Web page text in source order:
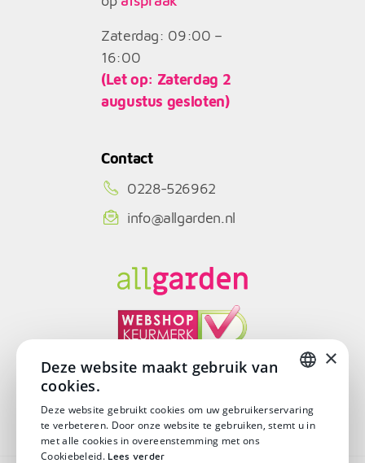
Zaterdag: 09:00 –
16:00
(Let op: Zaterdag 2
augustus gesloten)
Contact
0228-526962
info@allgarden.nl
DUTCH
×
Deze website maakt gebruik van
cookies.
Deze website gebruikt cookies om uw gebruikerservaring
te verbeteren. Door onze website te gebruiken, stemt u in
met alle cookies in overeenstemming met ons
Cookiebeleid. Lees verder